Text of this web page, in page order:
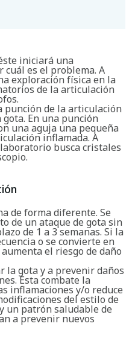
iniciará una
cuál es el problema. A
exploración física en la
de la articulación
punción de la articulación
En una punción
una aguja una pequeña
inflamada. A
busca cristales
de forma diferente. Se
de un ataque de gota sin
de 1 a 3 semanas. Si la
o se convierte en
el riesgo de daño
la gota y a prevenir daños
Esta combate la
inflamaciones y/o reduce
del estilo de
un patrón saludable de
a prevenir nuevos